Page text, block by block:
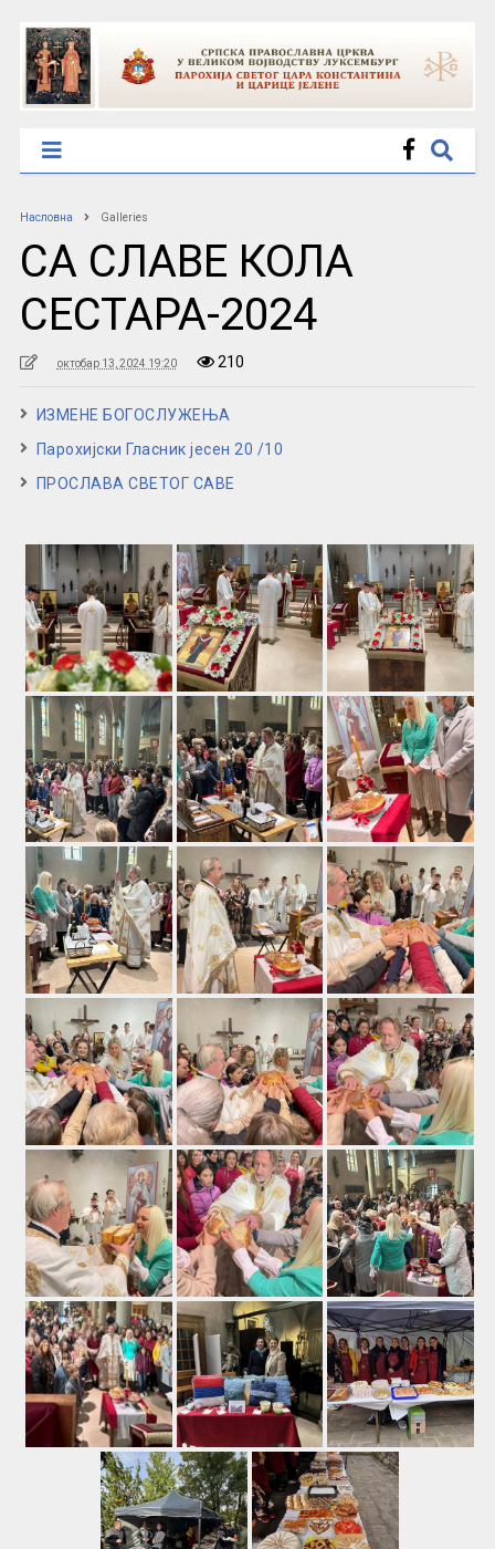
Насловна Galleries
СА СЛАВЕ КОЛА
СЕСТАРА-2024
октобар 13, 2024 19:20 210
ИЗМЕНЕ БОГОСЛУЖЕЊА
Парохијски Гласник јесен 20 /10
ПРОСЛАВА СВЕТОГ САВЕ